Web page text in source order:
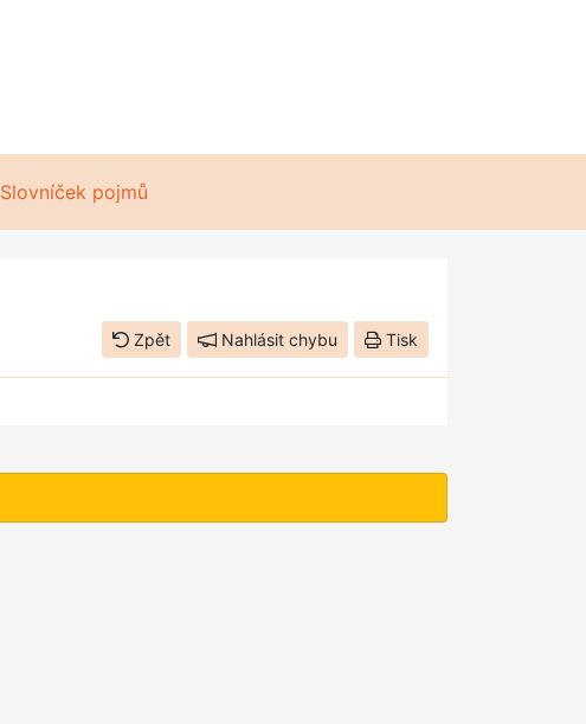
Slovníček pojmů
Zpět Nahlásit chybu Tisk